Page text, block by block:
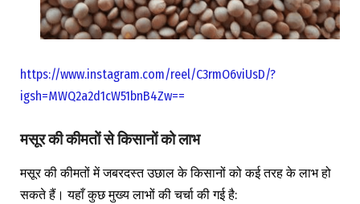
https://www.instagram.com/reel/C3rmO6viUsD/?
igsh=MWQ2a2d1cW51bnB4Zw==
मसूरकीकीमतोंसेकिसानोंकोलाभ
मसूर की कीमतों में जबरदस्त उछाल के किसानों को कई तरह के लाभ हो
सकते हैं। यहाँ कुछ मुख्य लाभों की चर्चा की गई है: